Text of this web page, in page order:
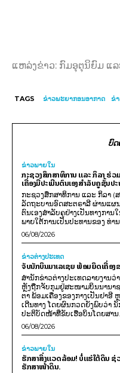
ແຫລ່ງຂ່າວ: ກົມອຸຕຸນິຍົມ ແ
TAGS ຂ່າວພະຍາກອນອາກາດ ຂ່
ບົດ
ຂ່າວພາຍ​ໃນ
ກະຊວງສຶກສາທິການ ແລະ ກິລາ ຮ່
ເຄື່ອງມືປະເມີນຕົນເອງສຳລັບຄູຊັ້ນປ
ກະຊວງສຶກສາທິການ ແລະ ກິລາ
ລັດຖະບານອົດສະຕຣາລີ ຜ່ານແຜ
ຕົນເອງສຳລັບຄູຢ່າງເປັນທາງກາ
ພາຍໃຕ້ການເປັນປະທານຂອງ ທ່າ
06/08/2026
ຂ່າວຕ່າງປະເທດ
ຈັບນັກບິນມາເລເຊຍ ພ້ອມຍຶດເຄື່ອງຂ
ສຳນັກຂ່າວຕ່າງປະເທດລາຍງານ
ຫຼັງຖືກຈັບກຸມຢູ່ສະໜາມບິນນານາ
ຕາ ພ້ອມເຄື່ອງຂອງກາງເປັນຢາອີ
ເດີນທາງ ໂດຍຜົນກວດຍັງພົບວ່າ
ປະຕິບັດໜ້າທີ່ຂັບເຮືອບິນໂດຍສານ
06/08/2026
ຂ່າວພາຍ​ໃນ
ຮັກສາສິ່ງແວດລ້ອມ! ບໍ່ແຮ່ໃຕ້ດິນ
ຮັກສາໜ້າດິນ.